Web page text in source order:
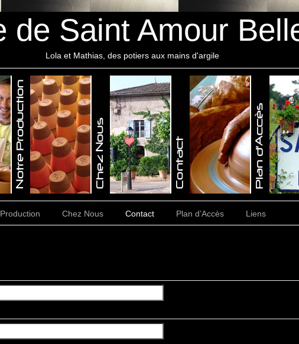
de Saint Amour
Lola et Mathias, des potiers aux mains d'argile
Chez Nous Contact Plan d’Accès Liens